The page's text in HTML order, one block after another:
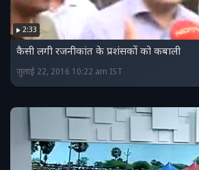
2:33
कैसी लगी रजनीकांत के प्रशंसकों को कबाली
जुलाई 22, 2016 10:22 am IST